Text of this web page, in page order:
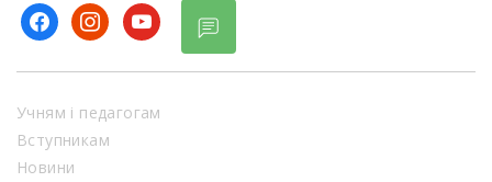
facebookinstagram
youtube
Учням і педагогам
Вступникам
Новини